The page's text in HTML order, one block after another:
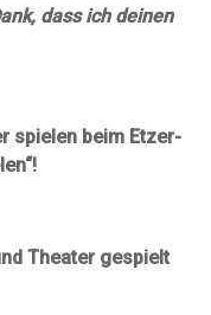
dass ich deinen
spielen beim Etzer-
Theater gespielt